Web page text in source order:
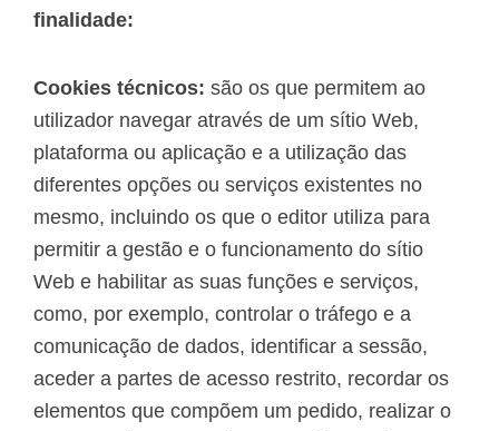
finalidade:
Cookies técnicos: são os que permitem ao
utilizador navegar através de um sítio Web,
plataforma ou aplicação e a utilização das
diferentes opções ou serviços existentes no
mesmo, incluindo os que o editor utiliza para
permitir a gestão e o funcionamento do sítio
Web e habilitar as suas funções e serviços,
como, por exemplo, controlar o tráfego e a
comunicação de dados, identificar a sessão,
aceder a partes de acesso restrito, recordar os
elementos que compõem um pedido, realizar o